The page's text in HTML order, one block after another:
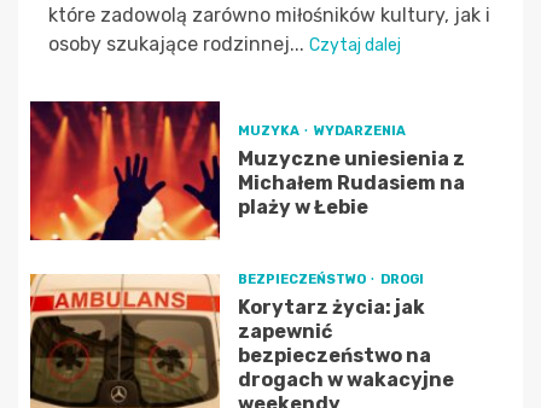
które zadowolą zarówno miłośników kultury, jak i
osoby szukające rodzinnej... Czytaj dalej
MUZYKA WYDARZENIA
Muzyczne uniesienia z
Michałem Rudasiem na
plaży w Łebie
BEZPIECZEŃSTWO DROGI
Korytarz życia: jak
zapewnić
bezpieczeństwo na
drogach w wakacyjne